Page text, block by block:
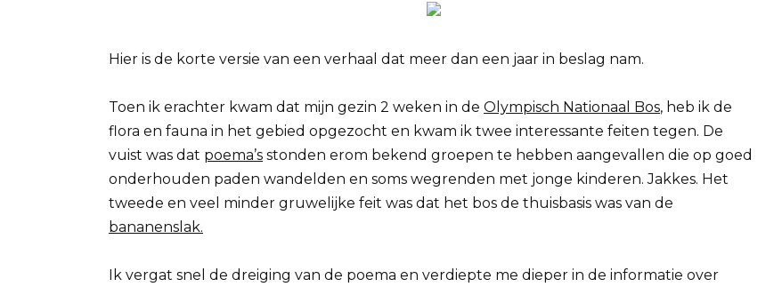
Hier is de korte versie van een verhaal dat meer dan een jaar in beslag nam.
Toen ik erachter kwam dat mijn gezin 2 weken in de Olympisch Nationaal Bos, heb ik de
flora en fauna in het gebied opgezocht en kwam ik twee interessante feiten tegen. De
vuist was dat poema’s stonden erom bekend groepen te hebben aangevallen die op goed
onderhouden paden wandelden en soms wegrenden met jonge kinderen. Jakkes. Het
tweede en veel minder gruwelijke feit was dat het bos de thuisbasis was van de
bananenslak.
Ik vergat snel de dreiging van de poema en verdiepte me dieper in de informatie over